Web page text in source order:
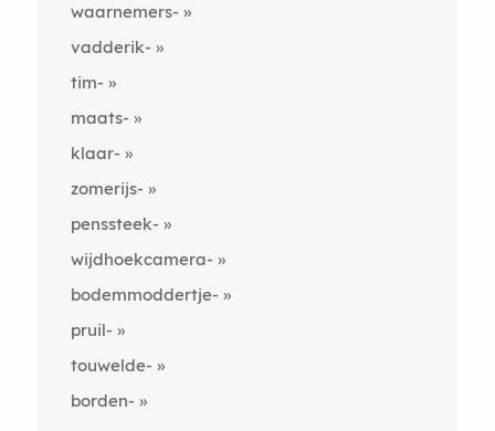
waarnemers-
vadderik-
tim-
maats-
klaar-
zomerijs-
penssteek-
wijdhoekcamera-
bodemmoddertje-
pruil-
touwelde-
borden-